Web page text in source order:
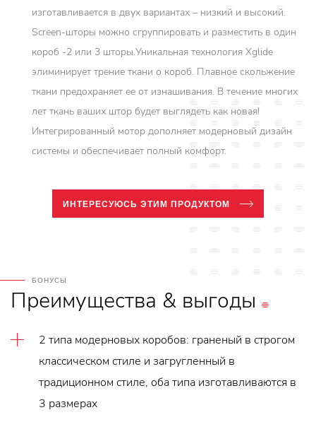
изготавливается в двух вариантах – низкий и высокий.
Screen-шторы можно сгруппировать и разместить в один
короб -2 или 3 шторы.Уникальная технология Xglide
элиминирует трение ткани о короб. Плавное скольжение
ткани предохраняет ее от изнашивания. В течение многих
лет ткань ваших штор будет выглядеть как новая!
Интегрированный мотор дополняет модерновый дизайн
системы и обеспечивает полный комфорт.
ИНТЕРЕСУЮСЬ ЭТИМ ПРОДУКТОМ
БОНУСЫ
Преимущества & выгоды
2 типа модерновых коробов: граненый в строгом
классическом стиле и загругленный в
традиционном стиле, оба типа изготавливаются в
3 размерах